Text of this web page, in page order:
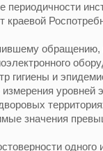
периодичности
обращению,
гигиены и
уровней
значения